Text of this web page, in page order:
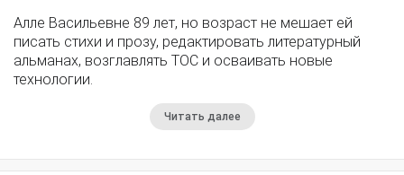
Алле Васильевне 89 лет, но возраст не мешает ей
писать стихи и прозу, редактировать литературный
альманах, возглавлять ТОС и осваивать новые
технологии.
Читать далее